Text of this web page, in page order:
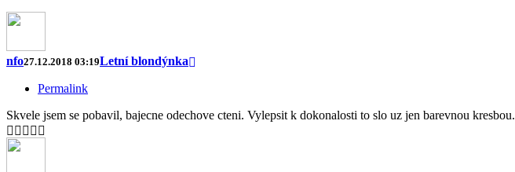
nfo27.12.2018 03:19Letní blondýnka
Permalink
Skvele jsem se pobavil, bajecne odechove cteni. Vylepsit k dokonalosti to slo uz jen barevnou kresbou.